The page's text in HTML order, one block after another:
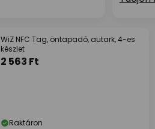
WiZ NFC Tag, öntapadó, autark, 4-es
készlet
2 563 Ft
Raktáron